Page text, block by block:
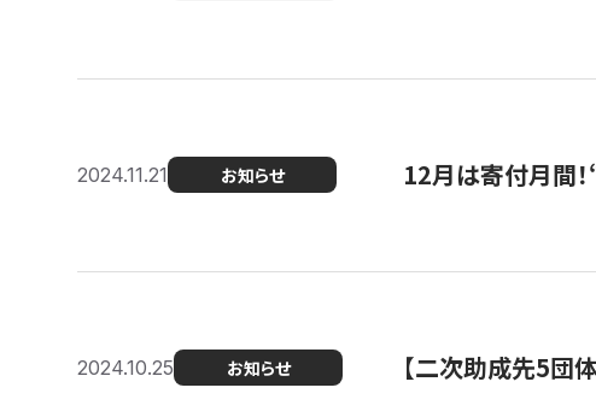
2024.11.21 お知らせ 12月は寄付月間
2024.10.25 お知らせ 【二次助成先5団